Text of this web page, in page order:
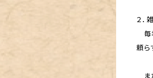
２．
毎
頼ら
ま